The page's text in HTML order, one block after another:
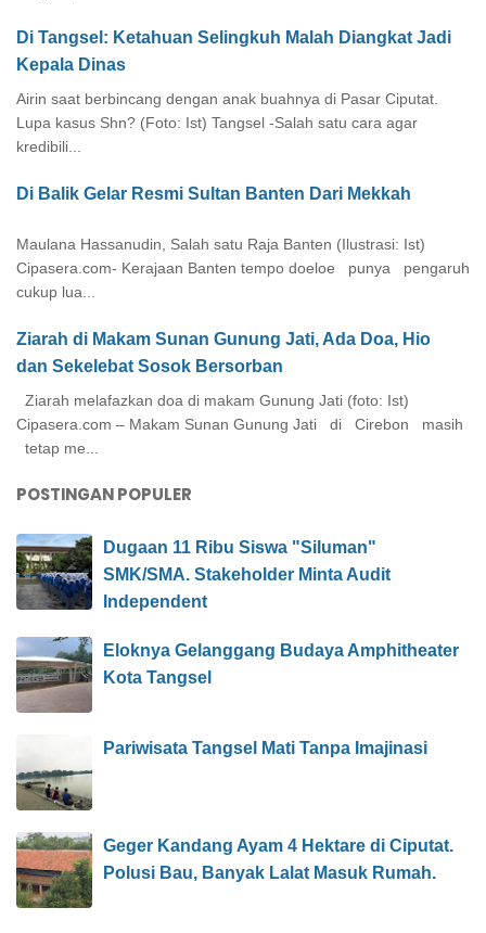
Di Tangsel: Ketahuan Selingkuh Malah Diangkat Jadi
Kepala Dinas
Airin saat berbincang dengan anak buahnya di Pasar Ciputat.
Lupa kasus Shn? (Foto: Ist) Tangsel -Salah satu cara agar
kredibili...
Di Balik Gelar Resmi Sultan Banten Dari Mekkah
Maulana Hassanudin, Salah satu Raja Banten (Ilustrasi: Ist)
Cipasera.com- Kerajaan Banten tempo doeloe punya pengaruh
cukup lua...
Ziarah di Makam Sunan Gunung Jati, Ada Doa, Hio
dan Sekelebat Sosok Bersorban
Ziarah melafazkan doa di makam Gunung Jati (foto: Ist)
Cipasera.com – Makam Sunan Gunung Jati di Cirebon masih
tetap me...
POSTINGAN POPULER
Dugaan 11 Ribu Siswa "Siluman"
SMK/SMA. Stakeholder Minta Audit
Independent
Eloknya Gelanggang Budaya Amphitheater
Kota Tangsel
Pariwisata Tangsel Mati Tanpa Imajinasi
Geger Kandang Ayam 4 Hektare di Ciputat.
Polusi Bau, Banyak Lalat Masuk Rumah.